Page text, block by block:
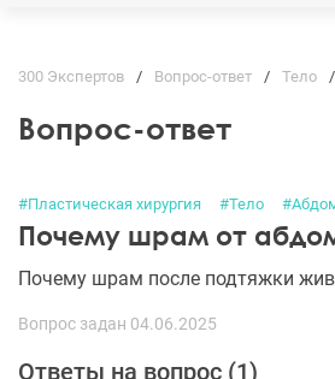
300 Экспертов Вопрос-ответ Тело
Вопрос-ответ
#Пластическая хирургия #Тело
Почему шрам от
Почему шрам после подтяжки
Вопрос задан 04.06.2025
Ответы на вопрос (1)